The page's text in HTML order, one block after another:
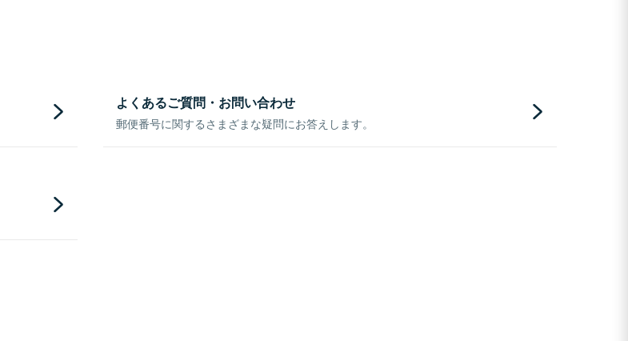
よくあるご質問・お問い合わせ
郵便番号に関するさまざまな疑問にお答えします。